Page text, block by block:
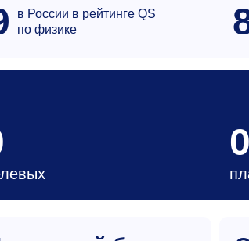
в России в рейтинге QS
по физике
0